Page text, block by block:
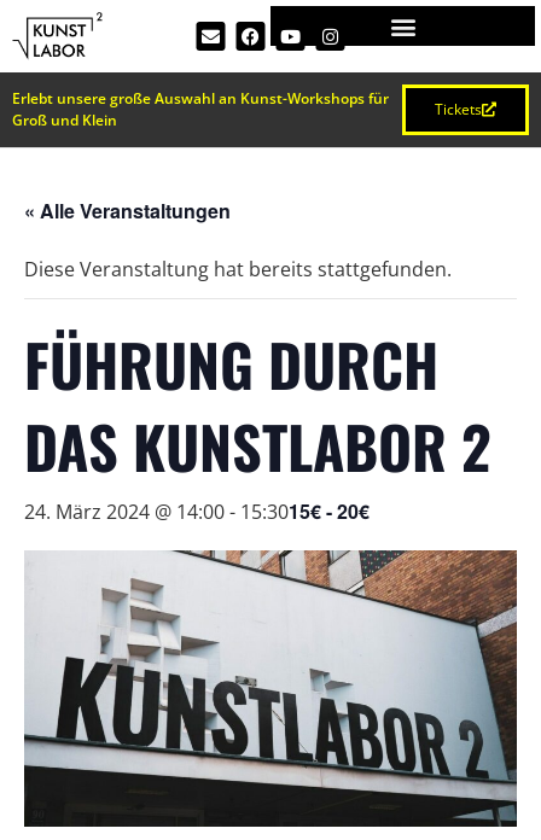
Erlebt unsere große Auswahl an Kunst-Workshops für
Groß und Klein
Tickets
« Alle Veranstaltungen
Diese Veranstaltung hat bereits stattgefunden.
FÜHRUNG DURCH
DAS KUNSTLABOR 2
24. März 2024 @ 14:00- 15:3015€ - 20€